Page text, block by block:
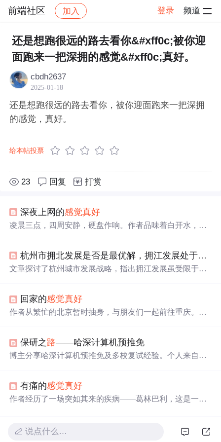
前端社区 加入 登录 频道
社区 前端社区 感慨 帖子详情
还是想跑很远的路去看你&#xff0c;被你迎
面跑来一把深拥的感觉&#xff0c;真好。
cbdh2637
2025-01-18
还是想跑很远的路去看你，被你迎面跑来一把深拥
的感觉，真好。
给本帖投票
23 回复 打赏
深夜上网的感觉真好
凌晨三点，四周安静，硬盘作响。作者品味着白开水，在
夜上网感觉真好。 杭州市拥北发展是否是最优解，拥江发展处于何种地位
文章探讨了杭州城市发展战略，指出拥江发展虽受限于地
者建议重视大都市圈建设，如云城、未来科技城，并提出
建设高铁、轻轨等基础设施以促进区域一体化。杭州应跳
回家的感觉真好
作者从繁忙的北京暂时抽身，与朋友们一起前往重庆。从
的美景，并与许久未见的朋友相聚。
保研之 路——哈深计算机预推免
博主分享哈深计算机预推免及多校复试经验。个人来自中
工深。介绍哈工深预推免笔试含选择题和编程题，面试问
诸多专业概念，老师注重基础。
有痛的感觉真好
作者经历了一场突如其来的疾病——葛林巴利，这是一种
说点什么…